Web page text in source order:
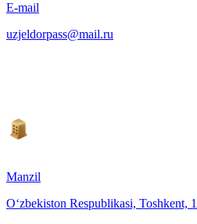
E-mail
uzjeldorpass@mail.ru
Manzil
O‘zbekiston Respublikasi, Toshkent,